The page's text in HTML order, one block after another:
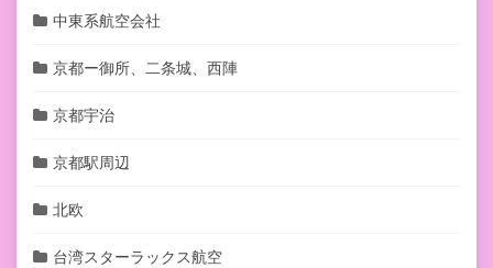
中東系航空会社
京都ー御所、二条城、西陣
京都宇治
京都駅周辺
北欧
台湾スターラックス航空